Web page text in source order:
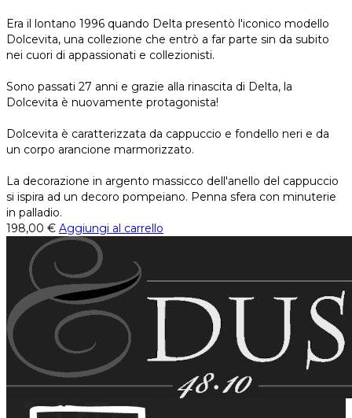
Era il lontano 1996 quando Delta presentò l'iconico modello
Dolcevita, una collezione che entrò a far parte sin da subito
nei cuori di appassionati e collezionisti.
Sono passati 27 anni e grazie alla rinascita di Delta, la
Dolcevita è nuovamente protagonista!
Dolcevita è caratterizzata da cappuccio e fondello neri e da
un corpo arancione marmorizzato.
La decorazione in argento massicco dell'anello del cappuccio
si ispira ad un decoro pompeiano. Penna sfera con minuterie
in palladio.
198,00 € Aggiungi al carrello